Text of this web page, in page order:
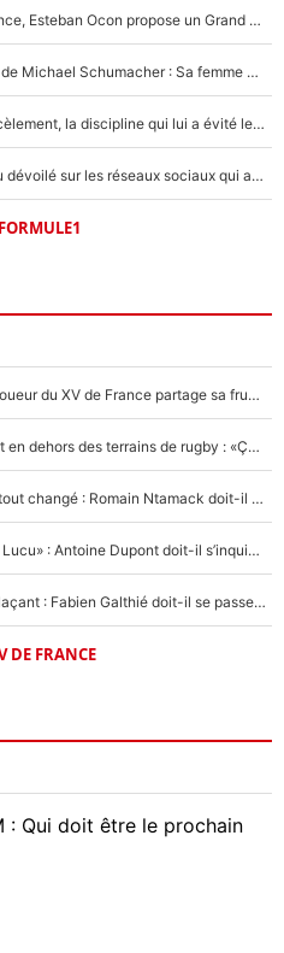
Comme pour le final du Tour de France, Esteban Ocon propose un Grand Prix de Formule 1 à Paris : «Autour de l’Arc de Triomphe, ce serait génial» !
Nouvelle rumeur autour de la santé de Michael Schumacher : Sa femme Corinna sort du silence
F1 - Lewis Hamilton victime de harcèlement, la discipline qui lui a évité le pire : «J'aurais probablement mal tourné»
Lewis Hamilton : Le talent inattendu dévoilé sur les réseaux sociaux qui a impressionné Kim Kardashian pendant leurs vacances en amoureux !
Mis de côté par Fabien Galthié, un joueur du XV de France partage sa frustration : «ils ne me l’ont pas dit tout de suite»
La raison d'être de Matthieu Jalibert en dehors des terrains de rugby : «Ça m'atteint autant que si tu touches à un membre de ma famille»
XV de France - Matthieu Jalibert a tout changé : Romain Ntamack doit-il s’inquiéter pour sa place à un an de la Coupe du monde ?
«Le XV de France est meilleur avec Lucu» : Antoine Dupont doit-il s’inquiéter pour sa place ?
Le XV de France a trouvé son remplaçant : Fabien Galthié doit-il se passer d'Antoine Dupont ?
DE FRANCE
: Qui doit être le prochain